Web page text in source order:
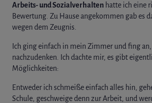
Arbeits- und Sozialverhalten hatte ich eine
Bewertung. Zu Hause angekommen gab es
wegen dem Zeugnis.
Ich ging einfach in mein Zimmer und fing
nachzudenken. Ich dachte mir, es gibt
Möglichkeiten:
Entweder ich schmeiße einfach alles hin,
Schule, geschweige denn zur Arbeit, und